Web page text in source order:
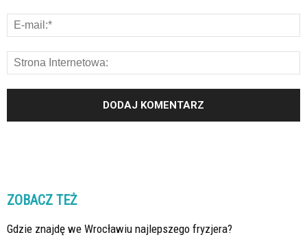
ZOBACZ TEŻ
Gdzie znajdę we Wrocławiu najlepszego fryzjera?